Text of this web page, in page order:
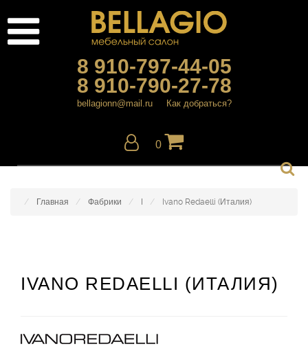
8 910-797-44-05
8 910-790-27-78
bellagionn@mail.ru Как добраться?
0
Главная Фабрики I Ivano Redaelli (Италия)
IVANO REDAELLI (ИТАЛИЯ)